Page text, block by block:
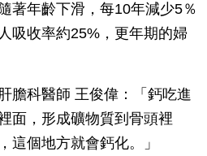
著年齡下滑，每10年減少5％
吸收率約25%，更年期的婦
膽科醫師 王俊偉：「鈣吃進
面，形成礦物質到骨頭裡
這個地方就會鈣化。」